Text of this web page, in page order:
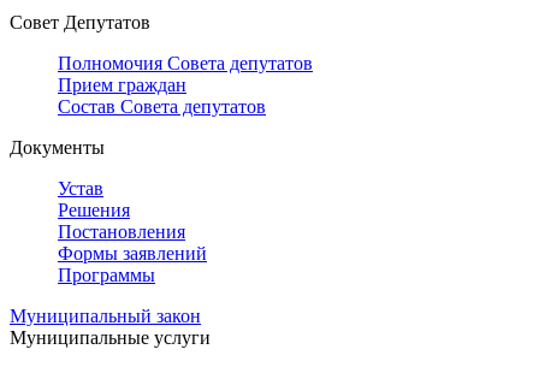
Совет Депутатов
Полномочия Совета депутатов
Прием граждан
Состав Совета депутатов
Документы
Устав
Решения
Постановления
Формы заявлений
Программы
Муниципальный закон
Муниципальные услуги